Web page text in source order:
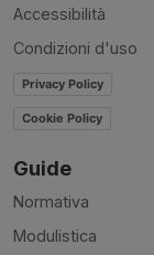
Accessibilità
Condizioni d'uso
Privacy Policy
Cookie Policy
Guide
Normativa
Modulistica